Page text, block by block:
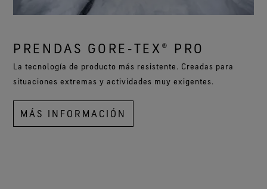
PRENDAS GORE‑TEX® PRO
La tecnología de producto más resistente. Creadas para
situaciones extremas y actividades muy exigentes.
MÁS INFORMACIÓN